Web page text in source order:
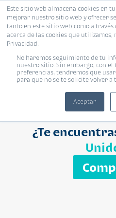
Este sitio web almacena cookies en
mejorar nuestro sitio web y ofrecer
tanto en este sitio web como a través
acerca de las cookies que
Privacidad.
No haremos seguimiento de tu
nuestro sitio. Sin embargo, con
preferencias, tendremos que
para que no se te solicite volver a
Aceptar
Proyecto Modelo
Ingresa el nombre del proyecto
¿Te